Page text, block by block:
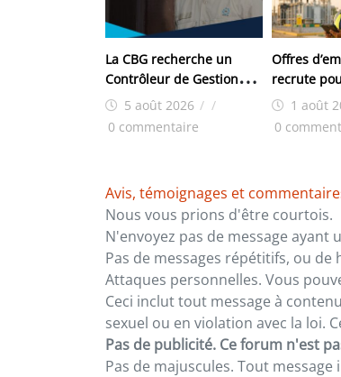
La CBG recherche un
Contrôleur de Gestion
(H/F) pour son site de
5 août 2026 / /
0 commentaire
Offres
recrute
postes1 août
0
Avis, témoignages et
Nous vous prions d'être courtois.
N'envoyez pas de message ayant
Pas de messages répétitifs, ou de
Attaques personnelles. Vous
Ceci inclut tout message à
sexuel ou en violation avec la loi.
Pas de publicité. Ce forum n'est
Pas de majuscules. Tout